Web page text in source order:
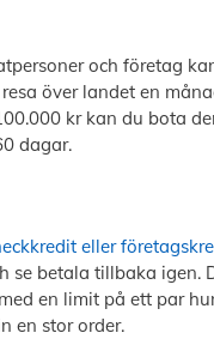
och företag
över landet en
kr kan du bota
dagar.
eller
se betala tillbaka igen.
en limit på ett par
en stor order.